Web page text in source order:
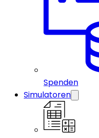
Spenden
Simulatoren